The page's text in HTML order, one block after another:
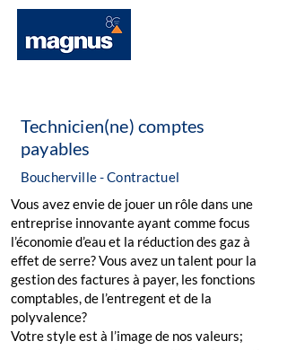
Technicien(ne) comptes
payables
Boucherville - Contractuel
Vous avez envie de jouer un rôle dans une
entreprise innovante ayant comme focus
l’économie d’eau et la réduction des gaz à
effet de serre? Vous avez un talent pour la
gestion des factures à payer, les fonctions
comptables, de l’entregent et de la
polyvalence?
Votre style est à l’image de nos valeurs;